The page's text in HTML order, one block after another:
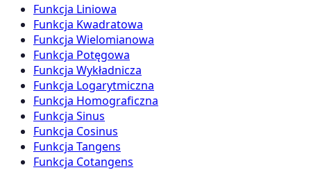
Funkcja Liniowa
Funkcja Kwadratowa
Funkcja Wielomianowa
Funkcja Potęgowa
Funkcja Wykładnicza
Funkcja Logarytmiczna
Funkcja Homograficzna
Funkcja Sinus
Funkcja Cosinus
Funkcja Tangens
Funkcja Cotangens